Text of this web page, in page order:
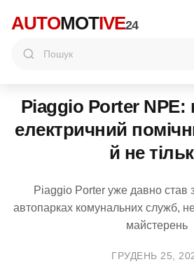
AUTOMOTIVE24
Piaggio Porter NPE:
електричний
й не
Piaggio Porter уже давно став
автопарках комунальних служб,
майстерень
ГРУДЕНЬ 25,